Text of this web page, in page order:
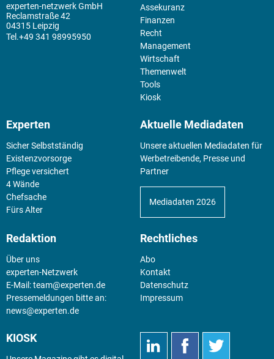
experten-netzwerk GmbH
Reclamstraße 42
04315 Leipzig
+49 341 98995950
Assekuranz
Finanzen
Recht
Management
Wirtschaft
Themenwelt
Tools
Kiosk
Experten
Sicher Selbstständig
Existenz­vorsorge
Pflege versichert
4 Wände
Chefsache
Fürs Alter
Aktuelle Mediadaten
Unsere aktuellen Mediadaten für
Werbetreibende, Presse und
Partner
Mediadaten 2026
Redaktion
Über uns
experten-Netzwerk
E-Mail:team@experten.de
Pressemeldungen bitte an:
news@experten.de
Rechtliches
Abo
Kontakt
Datenschutz
Impressum
KIOSK